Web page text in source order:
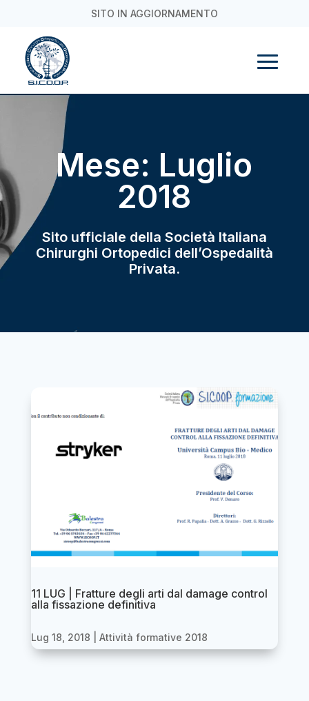
SITO IN AGGIORNAMENTO
Mese: Luglio
2018
Sito ufficiale della Società Italiana
Chirurghi Ortopedici dell’Ospedalità
Privata.
11 LUG | Fratture degli arti dal damage control
alla fissazione definitiva
Lug 18, 2018 Attività formative 2018